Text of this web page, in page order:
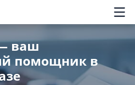
ваш
помощник в